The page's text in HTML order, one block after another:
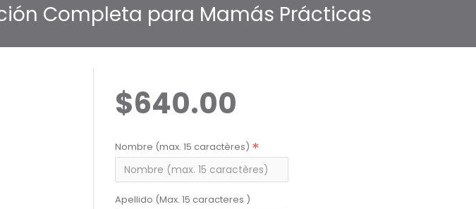
Completa para Mamás Prácticas
$640.00
Nombre (max. 15 caractères)
Apellido (Max. 15 caracteres )